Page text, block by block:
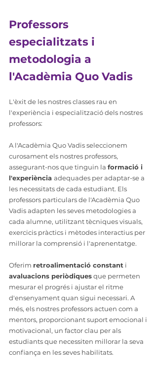
Professors
especialitzats i
metodologia a
l'Acadèmia Quo Vadis
L'èxit de les nostres classes rau en
l'experiència i especialització dels nostres
professors:
A l'Acadèmia Quo Vadis seleccionem
curosament els nostres professors,
assegurant-nos que tinguin la formació i
l'experiència adequades per adaptar-se a
les necessitats de cada estudiant. Els
professors particulars de l'Acadèmia Quo
Vadis adapten les seves metodologies a
cada alumne, utilitzant tècniques visuals,
exercicis pràctics i mètodes interactius per
millorar la comprensió i l'aprenentatge.
Oferim retroalimentació constant i
avaluacions periòdiques que permeten
mesurar el progrés i ajustar el ritme
d'ensenyament quan sigui necessari. A
més, els nostres professors actuen com a
mentors, proporcionant suport emocional i
motivacional, un factor clau per als
estudiants que necessiten millorar la seva
confiança en les seves habilitats.